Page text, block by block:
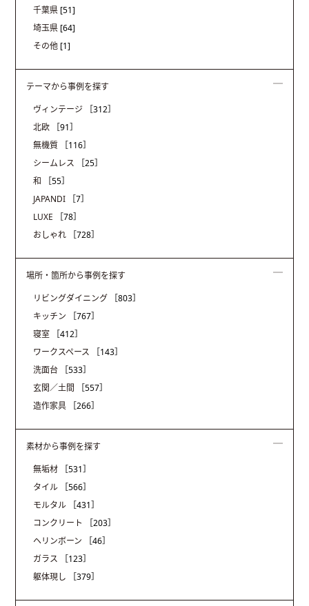
千葉県 [51]
埼玉県 [64]
その他 [1]
テーマから事例を探す
ヴィンテージ
［312］
北欧
［91］
無機質
［116］
シームレス
［25］
和
［55］
JAPANDI
［7］
LUXE
［78］
おしゃれ
［728］
場所・箇所から事例を探す
リビングダイニング
［803］
キッチン
［767］
寝室
［412］
ワークスペース
［143］
洗面台
［533］
玄関／土間
［557］
造作家具
［266］
素材から事例を探す
無垢材
［531］
タイル
［566］
モルタル
［431］
コンクリート
［203］
ヘリンボーン
［46］
ガラス
［123］
躯体現し
［379］